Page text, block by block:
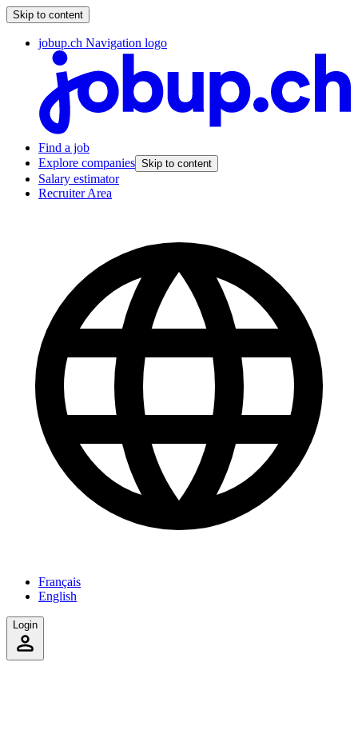
Skip to content
jobup.ch Navigation logo
Find a job
Explore companies Skip to content
Salary estimator
Recruiter Area
Français
English
Login